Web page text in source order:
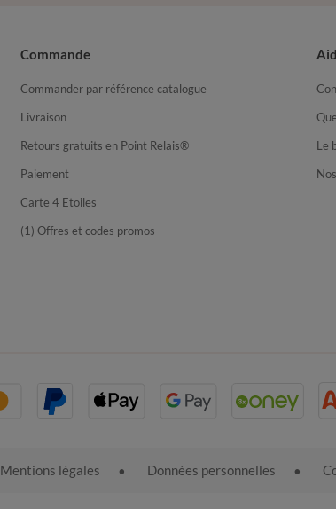
Commande
Commander par référence catalogue
Livraison
Retours gratuits en Point Relais®
Paiement
Carte 4 Etoiles
(1) Offres et codes promos
Le
Mentions légales Données personnelles